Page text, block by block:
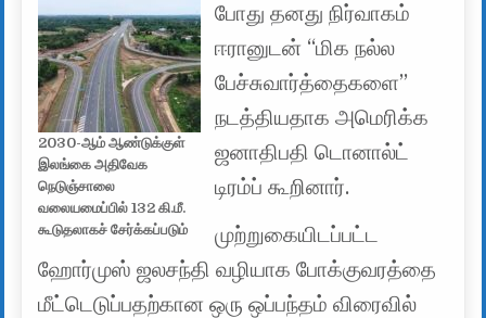
2030-ஆம் ஆண்டுக்குள்
இலங்கை அதிவேக
நெடுஞ்சாலை
வலையமைப்பில் 132 கி.மீ.
கூடுதலாகச் சேர்க்கப்படும்
போது தனது நிர்வாகம்
ஈரானுடன் “மிக நல்ல
பேச்சுவார்த்தைகளை”
நடத்தியதாக அமெரிக்க
ஜனாதிபதி டொனால்ட்
டிரம்ப் கூறினார்.
முற்றுகையிடப்பட்ட
ஹோர்முஸ் ஜலசந்தி வழியாக போக்குவரத்தை
மீட்டெடுப்பதற்கான ஒரு ஒப்பந்தம் விரைவில்